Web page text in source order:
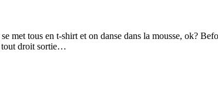
met tous en t-shirt et on danse dans la mousse, ok?
tout droit sortie…